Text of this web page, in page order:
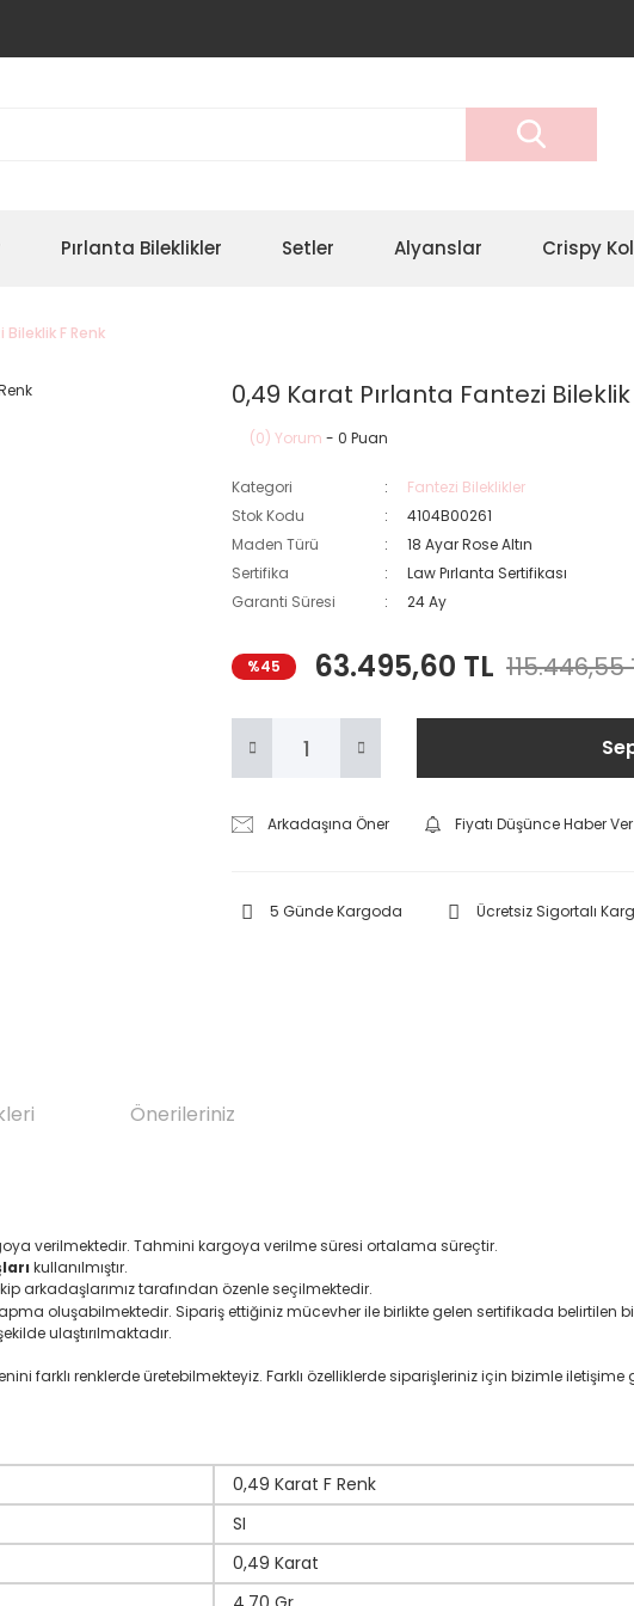
Pırlanta Bileklikler Setler Alyanslar Crispy
F Renk
0,49 Karat Pırlanta Fantezi Bileklik
(0) Yorum - 0 Puan
Kategori
Fantezi Bileklikler
Stok Kodu
4104B00261
Maden Türü
18 Ayar Rose Altın
Sertifika
Law Pırlanta Sertifikası
Garanti Süresi
24 Ay
%45 63.495,60 TL 115.446,55
Arkadaşına Öner Fiyatı Düşünce Haber Ver
5 Günde Kargoda Ücretsiz Sigortalı
Önerileriniz
verilmektedir. Tahmini kargoya verilme süresi ortalama süreçtir.
kullanılmıştır.
arkadaşlarımız tarafından özenle seçilmektedir.
oluşabilmektedir. Sipariş ettiğiniz mücevher ile birlikte gelen sertifikada belirtilen
ulaştırılmaktadır.
farklı renklerde üretebilmekteyiz. Farklı özelliklerde siparişleriniz için bizimle iletişime
0,49 Karat F Renk
SI
0,49 Karat